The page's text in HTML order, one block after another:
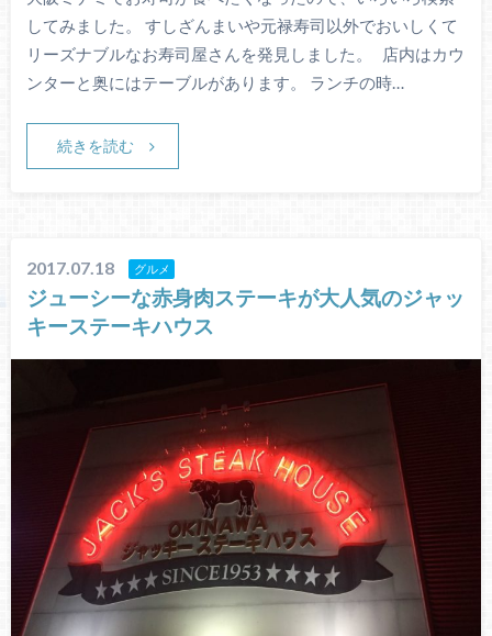
してみました。 すしざんまいや元禄寿司以外でおいしくて
リーズナブルなお寿司屋さんを発見しました。 店内はカウ
ンターと奥にはテーブルがあります。 ランチの時…
続きを読む
2017.07.18 グルメ
ジューシーな赤身肉ステーキが大人気のジャッ
キーステーキハウス